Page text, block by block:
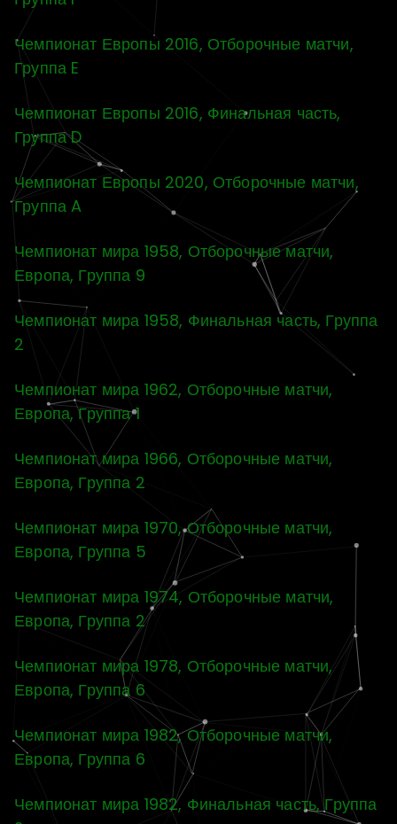
Чемпионат Европы 2016, Отборочные матчи,
Группа E
Чемпионат Европы 2016, Финальная часть,
Группа D
Чемпионат Европы 2020, Отборочные матчи,
Группа A
Чемпионат мира 1958, Отборочные матчи,
Европа, Группа 9
Чемпионат мира 1958, Финальная часть, Группа
2
Чемпионат мира 1962, Отборочные матчи,
Европа, Группа 1
Чемпионат мира 1966, Отборочные матчи,
Европа, Группа 2
Чемпионат мира 1970, Отборочные матчи,
Европа, Группа 5
Чемпионат мира 1974, Отборочные матчи,
Европа, Группа 2
Чемпионат мира 1978, Отборочные матчи,
Европа, Группа 6
Чемпионат мира 1982, Отборочные матчи,
Европа, Группа 6
Чемпионат мира 1982, Финальная часть, Группа